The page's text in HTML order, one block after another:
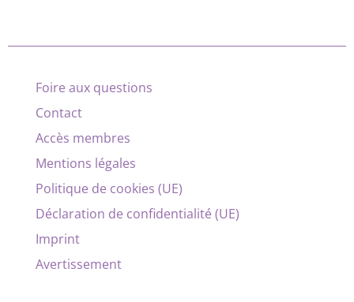
Foire aux questions
Contact
Accès membres
Mentions légales
Politique de cookies (UE)
Déclaration de confidentialité (UE)
Imprint
Avertissement